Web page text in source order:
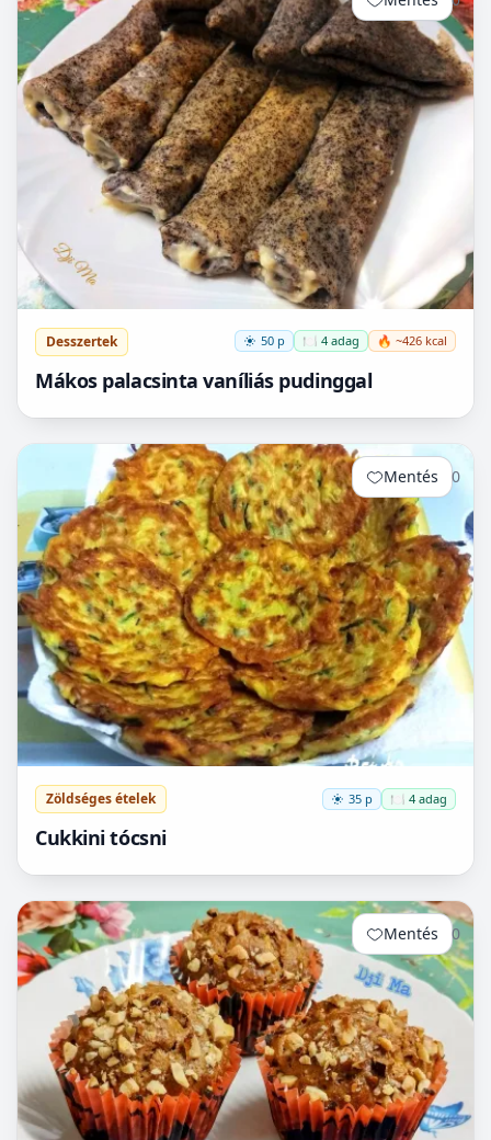
Desszertek 50 p 🍽️ 4 adag 🔥 ~426 kcal
Mákos palacsinta vaníliás pudinggal
Mentés 0
Zöldséges ételek 35 p 🍽️ 4 adag
Cukkini tócsni
Mentés 0